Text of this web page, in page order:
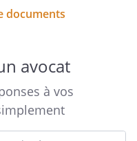
documents
avocat
à vos